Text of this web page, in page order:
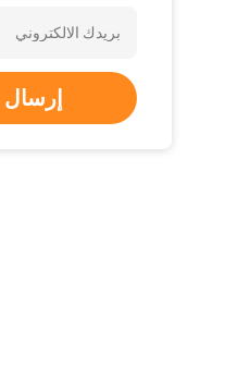
إرسال